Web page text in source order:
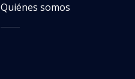
Quiénes somos